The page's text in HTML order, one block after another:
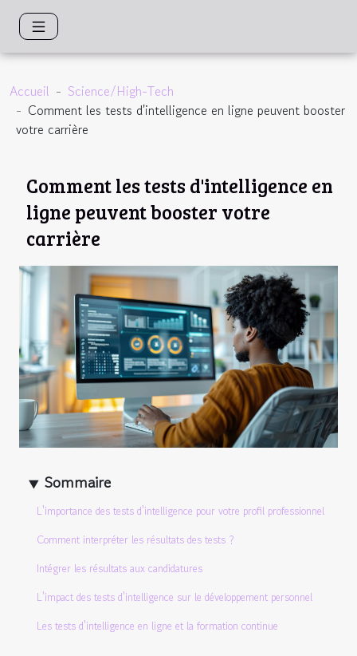
Accueil
Science/High-Tech
Comment les tests d'intelligence en ligne peuvent booster
votre carrière
Comment les tests d'intelligence en
ligne peuvent booster votre
carrière
Sommaire
L'importance des tests d'intelligence pour votre profil professionnel
Comment interpréter les résultats des tests ?
Intégrer les résultats aux candidatures
L'impact des tests d'intelligence sur le développement personnel
Les tests d'intelligence en ligne et la formation continue